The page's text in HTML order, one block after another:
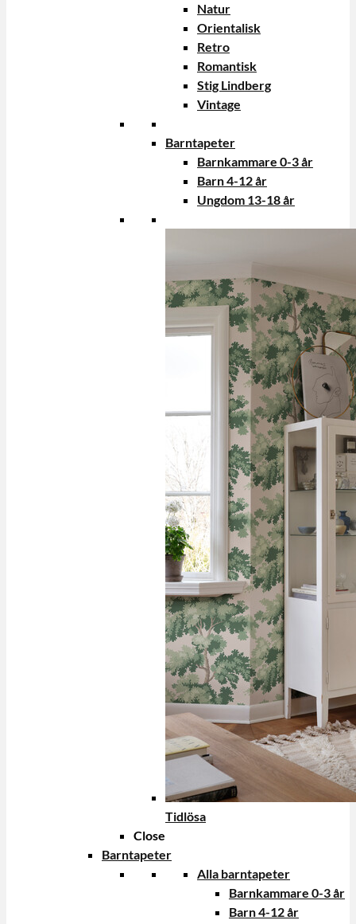
Natur
Orientalisk
Retro
Romantisk
Stig Lindberg
Vintage
Barntapeter
Barnkammare 0-3 år
Barn 4-12 år
Ungdom 13-18 år
Tidlösa
Close
Barntapeter
Alla barntapeter
Barnkammare 0-3 år
Barn 4-12 år